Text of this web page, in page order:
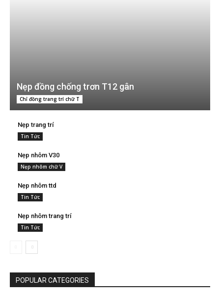
Nẹp đồng chống trơn T12 gân
Chỉ đồng trang trí chữ T
Nẹp trang trí
Tin Tức
Nẹp nhôm V30
Nẹp nhôm chữ V
Nẹp nhôm ttd
Tin Tức
Nẹp nhôm trang trí
Tin Tức
POPULAR CATEGORIES